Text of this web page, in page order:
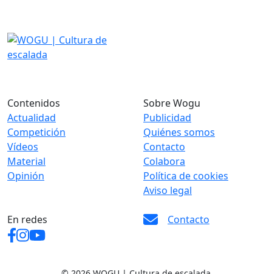
Contenidos
Actualidad
Competición
Vídeos
Material
Opinión
Sobre Wogu
Publicidad
Quiénes somos
Contacto
Colabora
Política de cookies
Aviso legal
En redes Contacto